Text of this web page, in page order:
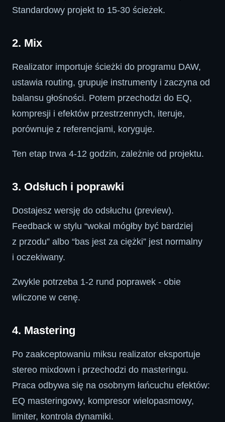
Standardowy projekt to 15-30 ścieżek.
2. Mix
Realizator importuje ścieżki do programu DAW,
ustawia routing, grupuje instrumenty i zaczyna od
balansu głośności. Potem przechodzi do EQ,
kompresji i efektów przestrzennych, iteruje,
porównuje z referencjami, koryguje.
Ten etap trwa 4-12 godzin, zależnie od projektu.
3. Odsłuch i poprawki
Dostajesz wersję do odsłuchu (preview).
Feedback w stylu “wokal mógłby być bardziej
z przodu” albo “bas jest za ciężki” jest normalny
i oczekiwany.
Zwykle potrzeba 1-2 rund poprawek - obie
wliczone w cenę.
4. Mastering
Po zaakceptowaniu miksu realizator eksportuje
stereo mixdown i przechodzi do masteringu.
Praca odbywa się na osobnym łańcuchu efektów:
EQ masteringowy, kompresor wielopasmowy,
limiter, kontrola dynamiki.